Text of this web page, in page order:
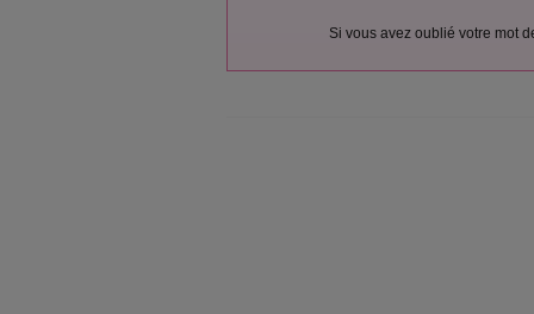
Si vous avez oublié votre mot